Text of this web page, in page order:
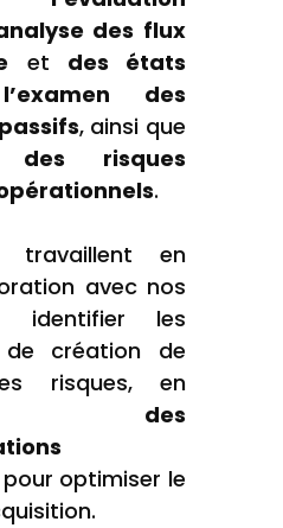
des flux
et des états
des
, ainsi que
des risques
.
travaillent en
avec nos
identifier les
de création de
risques, en
des
pour optimiser le